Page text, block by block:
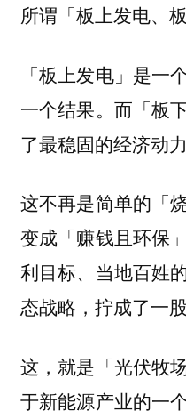
所谓「板上发电、
「板上发电」是一
一个结果。而「板
了最稳固的经济动力
这不再是简单的「
变成「赚钱且环保
利目标、当地百姓
态战略，拧成了一
这，就是「光伏牧
于新能源产业的一